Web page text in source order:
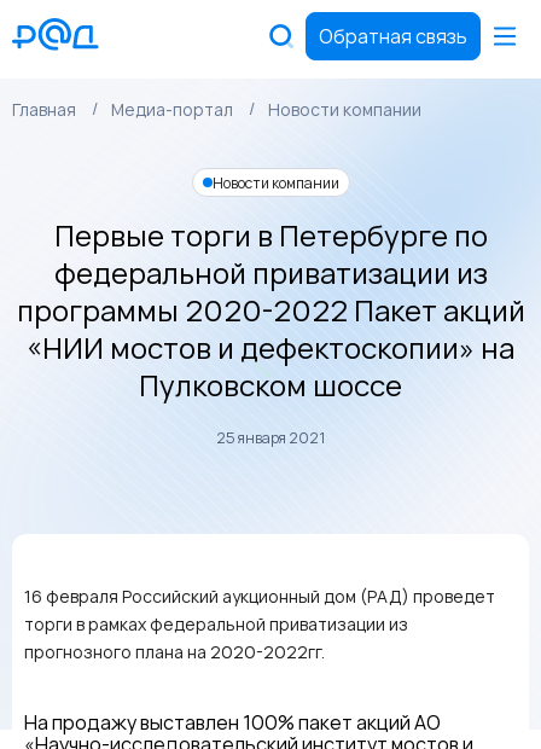
Обратная связь
Главная Медиа-портал Новости компании
Новости компании
Первые торги в Петербурге по
федеральной приватизации из
программы 2020-2022 Пакет акций
«НИИ мостов и дефектоскопии» на
Пулковском шоссе
25 января 2021
16 февраля Российский аукционный дом (РАД) проведет
торги в рамках федеральной приватизации из
прогнозного плана на 2020-2022гг.
На продажу выставлен 100% пакет акций АО